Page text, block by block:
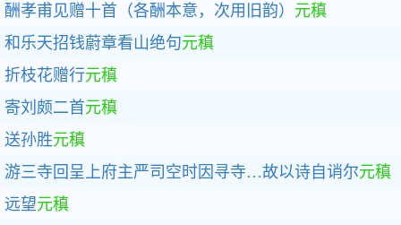
酬孝甫见赠十首（各酬本意，次用旧韵） 元稹
和乐天招钱蔚章看山绝句元稹
折枝花赠行元稹
寄刘颇二首元稹
送孙胜元稹
游三寺回呈上府主严司空时因寻寺…故以诗自诮尔元稹
远望元稹